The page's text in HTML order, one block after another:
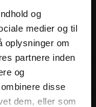
og
medier og til
oplysninger om
partnere inden
og
disse
dem, eller som